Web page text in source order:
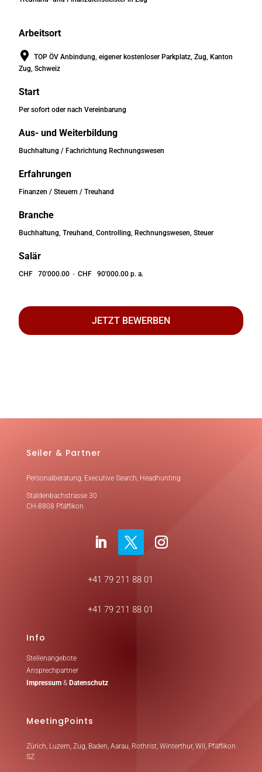
Arbeitsort
TOP ÖV Anbindung, eigener kostenloser Parkplatz, Zug, Kanton
Zug, Schweiz
Start
Per sofort oder nach Vereinbarung
Aus- und Weiterbildung
Buchhaltung / Fachrichtung Rechnungswesen
Erfahrungen
Finanzen / Steuern / Treuhand
Branche
Buchhaltung, Treuhand, Controlling, Rechnungswesen, Steuer
Salär
CHF⠀70'000.00 - CHF⠀90'000.00 p. a.
JETZT BEWERBEN
Seiler & Partner
Personalberatung, Executive Search, Headhunting
Staldenbachstrasse 30
CH-8808 Pfäffikon
+41 79 211 88 01
+41 79 211 88 01
Info
Stellenangebote
Ansprechpartner
Impressum& Datenschutz
MeetingPoints
Zürich, Luzern, Zug, Baden, Aarau, Rothrist, Winterthur, Wil, Pfäffikon
SZ